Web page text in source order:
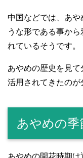
中国などでは、あや
うな形である事か
れているそうです。
あやめの歴史を見
活用されてきたのが
あやめの季
あやめの開花時期は